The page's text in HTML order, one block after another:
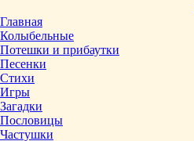
Главная
Колыбельные
Потешки и прибаутки
Песенки
Стихи
Игры
Загадки
Пословицы
Частушки